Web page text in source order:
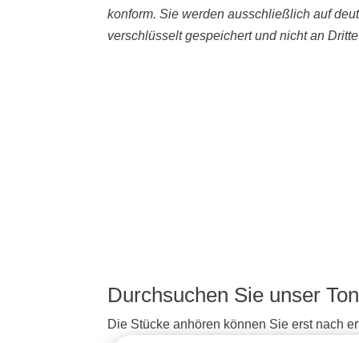
konform. Sie werden ausschließlich auf
verschlüsselt gespeichert und nicht an
Durchsuchen Sie unser
Die Stücke anhören können Sie erst nach